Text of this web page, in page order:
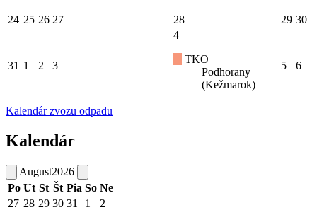
24 25 26 27 28 29 30
31 1 2 3
4
TKO
Podhorany
(Kežmarok)
5 6
Kalendár zvozu odpadu
Kalendár
August2026
Po Ut St Št Pia So Ne
27 28 29 30 31 1
2